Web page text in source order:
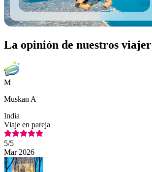
La opinión de nuestros
M
Muskan A
India
Viaje en pareja
5/5
Mar 2026